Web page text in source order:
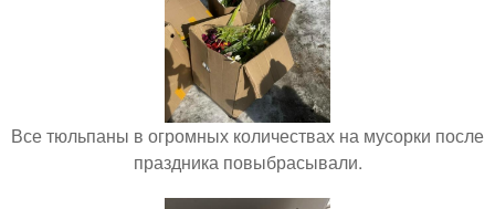
Все тюльпаны в огромных количествах на мусорки после
праздника повыбрасывали.